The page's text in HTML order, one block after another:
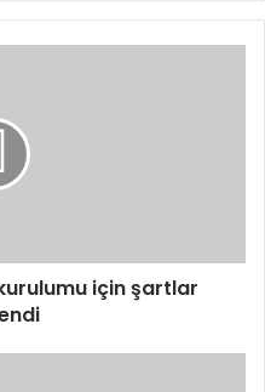
için şartlar